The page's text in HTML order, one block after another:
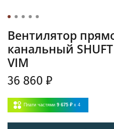
Вентилятор
канальный
VIM
36 860 ₽
Плати частями 9 675 ₽ x 4